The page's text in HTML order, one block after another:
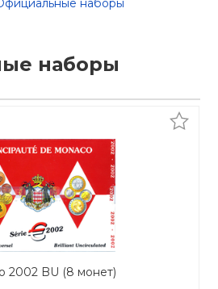
наборы
наборы
2002 BU (8 монет)